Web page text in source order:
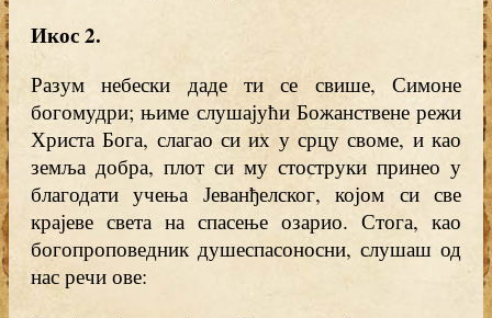
Икос 2.
Разум небески даде ти се свише, Симоне
богомудри; њиме слушајући Божанствене режи
Христа Бога, слагао си их у срцу своме, и као
земља добра, плот си му стоструки принео у
благодати учења Јеванђелског, којом си све
крајеве света на спасење озарио. Стога, као
богопроповедник душеспасоносни, слушаш од
нас речи ове: